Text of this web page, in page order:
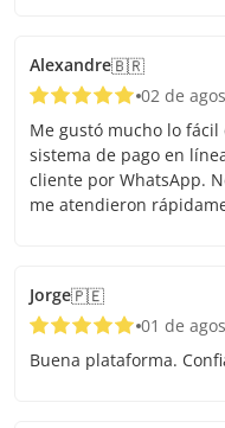
Alexandre🇧🇷
02 de
Me gustó mucho lo
sistema de pago en
cliente por WhatsApp.
me atendieron
Jorge🇵🇪
01 de
Buena plataforma.